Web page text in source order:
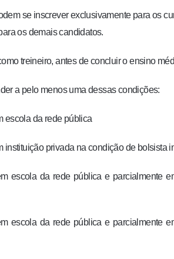
se inscrever exclusivamente para os
os demais candidatos.
treineiro, antes de concluir o ensino
a pelo menos uma dessas condições:
escola da rede pública
instituição privada na condição de bolsista
escola da rede pública e parcialmente
escola da rede pública e parcialmente